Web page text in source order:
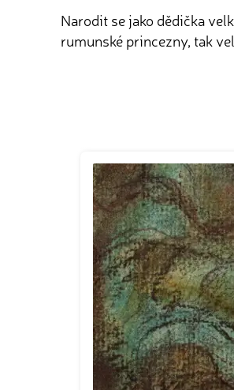
Narodit se jako dědička
rumunské princezny, tak